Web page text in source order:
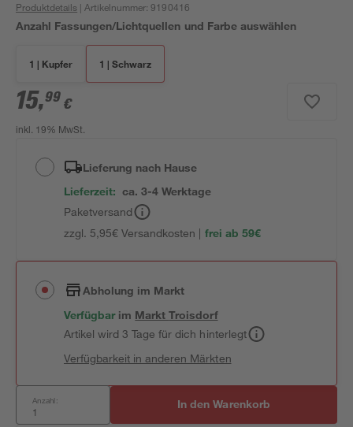
Produktdetails | Artikelnummer:9190416
Anzahl Fassungen/Lichtquellen und Farbe auswählen
1 | Kupfer 1 | Schwarz
15,99 €
inkl. 19% MwSt.
Lieferung nach Hause
Lieferzeit: ca. 3-4 Werktage
Paketversand
zzgl. 5,95€ Versandkosten | frei ab 59€
Abholung im Markt
Verfügbar im MarktTroisdorf
Artikel wird 3 Tage für dich hinterlegt
Verfügbarkeit in anderen Märkten
Anzahl: In den Warenkorb